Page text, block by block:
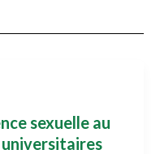
sexuelle au
universitaires